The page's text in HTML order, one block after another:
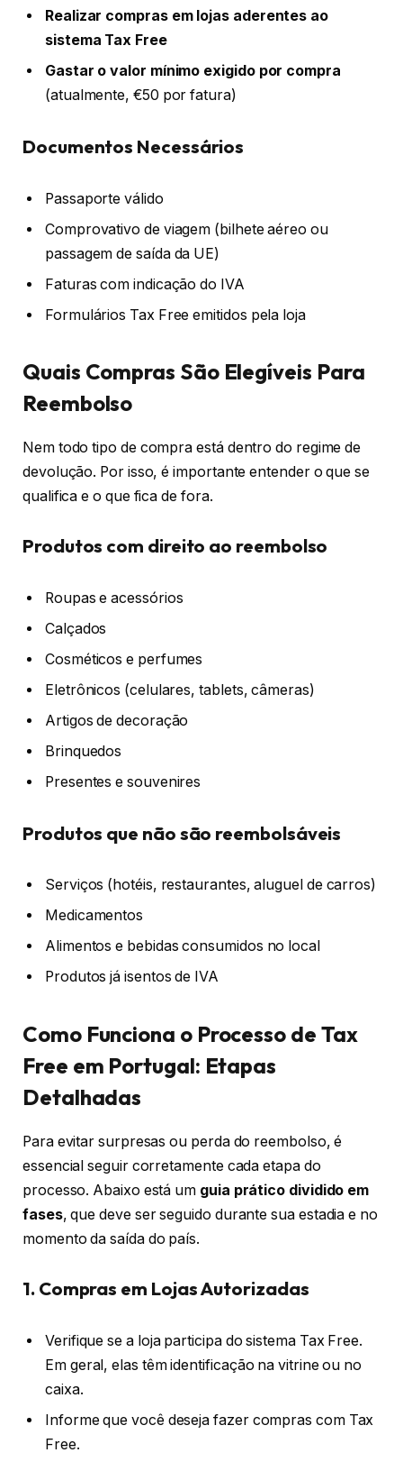
Realizar compras em lojas aderentes ao
sistema Tax Free
Gastar o valor mínimo exigido por compra
(atualmente, €50 por fatura)
Documentos Necessários
Passaporte válido
Comprovativo de viagem (bilhete aéreo ou
passagem de saída da UE)
Faturas com indicação do IVA
Formulários Tax Free emitidos pela loja
Quais Compras São Elegíveis Para
Reembolso
Nem todo tipo de compra está dentro do regime de
devolução. Por isso, é importante entender o que se
qualifica e o que fica de fora.
Produtos com direito ao reembolso
Roupas e acessórios
Calçados
Cosméticos e perfumes
Eletrônicos (celulares, tablets, câmeras)
Artigos de decoração
Brinquedos
Presentes e souvenires
Produtos que não são reembolsáveis
Serviços (hotéis, restaurantes, aluguel de carros)
Medicamentos
Alimentos e bebidas consumidos no local
Produtos já isentos de IVA
Como Funciona o Processo de Tax
Free em Portugal: Etapas
Detalhadas
Para evitar surpresas ou perda do reembolso, é
essencial seguir corretamente cada etapa do
processo. Abaixo está um guia prático dividido em
fases, que deve ser seguido durante sua estadia e no
momento da saída do país.
1. Compras em Lojas Autorizadas
Verifique se a loja participa do sistema Tax Free.
Em geral, elas têm identificação na vitrine ou no
caixa.
Informe que você deseja fazer compras com Tax
Free.